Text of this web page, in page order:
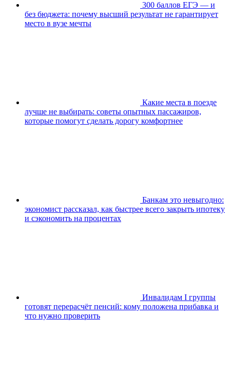
300 баллов ЕГЭ — и
без бюджета: почему высший результат не гарантирует
место в вузе мечты
Какие места в поезде
лучше не выбирать: советы опытных пассажиров,
которые помогут сделать дорогу комфортнее
Банкам это невыгодно:
экономист рассказал, как быстрее всего закрыть ипотеку
и сэкономить на процентах
Инвалидам I группы
готовят перерасчёт пенсий: кому положена прибавка и
что нужно проверить